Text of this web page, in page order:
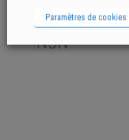
- NON -
Paramètres de cookies